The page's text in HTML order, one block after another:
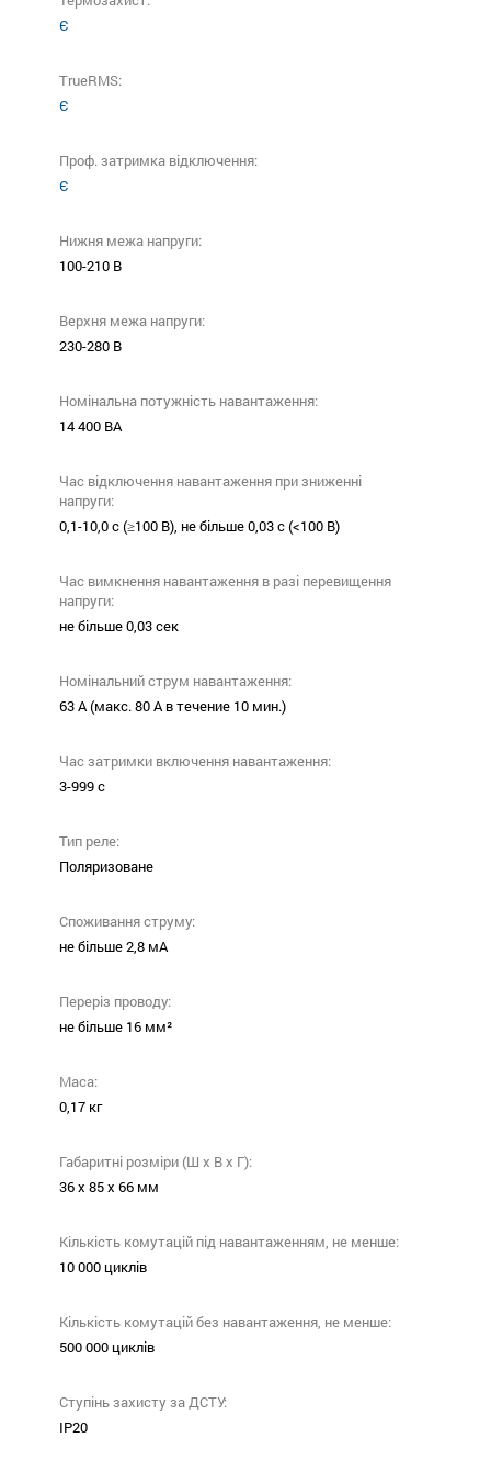
Є
TrueRMS:
Є
Проф. затримка відключення:
Є
Нижня межа напруги:
100-210 В
Верхня межа напруги:
230-280 В
Номінальна потужність навантаження:
14 400 ВА
Час відключення навантаження при зниженні
напруги:
0,1-10,0 с (≥100 В), не більше 0,03 с (<100 В)
Час вимкнення навантаження в разі перевищення
напруги:
не більше 0,03 сек
Номінальний струм навантаження:
63 А (макс. 80 А в течение 10 мин.)
Час затримки включення навантаження:
3-999 с
Тип реле:
Поляризоване
Cпоживання струму:
не більше 2,8 мА
Переріз проводу:
не більше 16 мм²
Маса:
0,17 кг
Габаритні розміри (Ш х В х Г):
36 х 85 х 66 мм
Кількість комутацій під навантаженням, не менше:
10 000 циклів
Кількість комутацій без навантаження, не менше:
500 000 циклів
Ступінь захисту за ДСТУ:
ІР20